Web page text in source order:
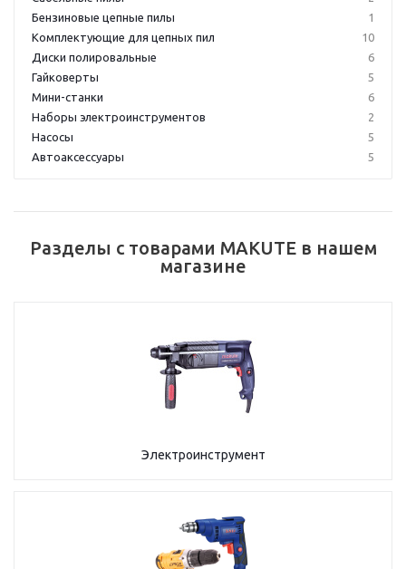
Бензиновые цепные пилы
1
Комплектующие для цепных пил
10
Диски полировальные
6
Гайковерты
5
Мини-станки
6
Наборы электроинструментов
2
Насосы
5
Автоаксессуары
5
Разделы с товарами MAKUTE в нашем
магазине
Электроинструмент